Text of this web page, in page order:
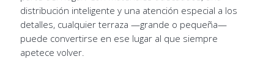
distribución inteligente y una atención especial a los
detalles, cualquier terraza —grande o pequeña—
puede convertirse en ese lugar al que siempre
apetece volver.